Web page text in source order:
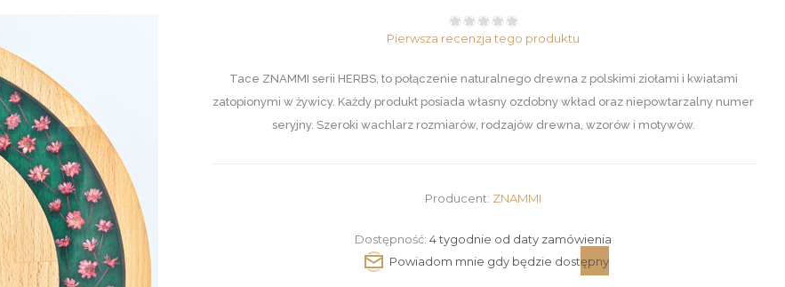
Pierwsza recenzja tego produktu
Tace ZNAMMI serii HERBS, to połączenie naturalnego drewna z polskimi ziołami i kwiatami
zatopionymi w żywicy. Każdy produkt posiada własny ozdobny wkład oraz niepowtarzalny numer
seryjny. Szeroki wachlarz rozmiarów, rodzajów drewna, wzorów i motywów.
Producent: ZNAMMI
Dostępność: 4 tygodnie od daty zamówienia